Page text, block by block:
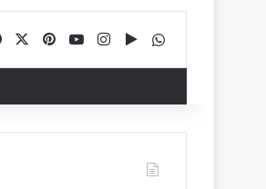
FacebookPinterestYouTubeInstagram
Google Play